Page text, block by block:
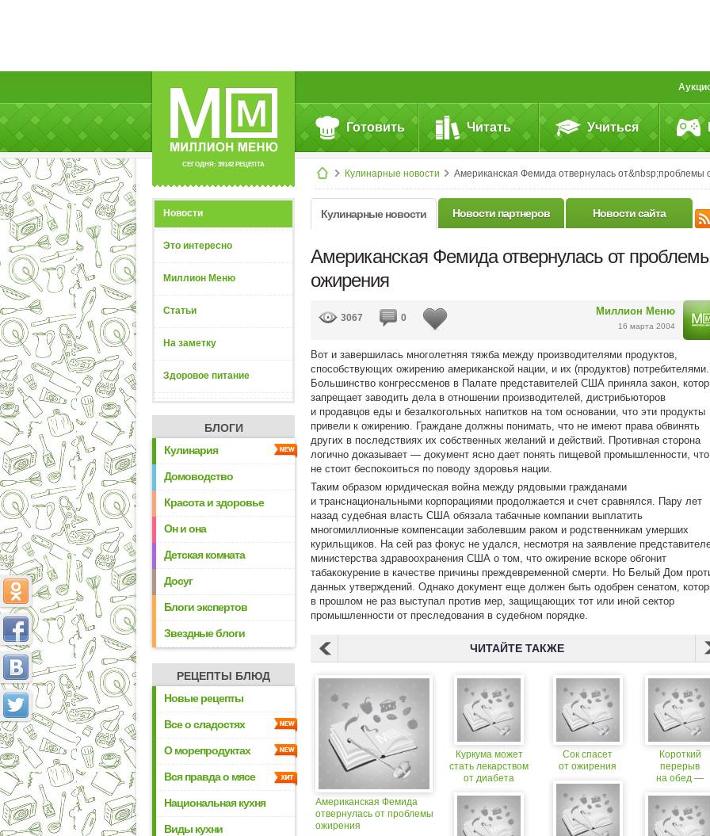
СЕГОДНЯ: 39142 РЕЦЕПТА
Готовить Читать Учиться
Кулинарные новости Американская Фемида отвернулась от&nbsp;проблемы
Новости
Это интересно
Миллион Меню
Статьи
На заметку
Здоровое питание
БЛОГИ
Кулинария
Домоводство
Красота и здоровье
Он и она
Детская комната
Досуг
Блоги экспертов
Звездные блоги
РЕЦЕПТЫ БЛЮД
Новые рецепты
Все о сладостях
О морепродуктах
Вся правда о мясе
Национальная кухня
Виды кухни
Кулинарные новости Новости партнеров Новости сайта
Американская Фемида отвернулась от
ожирения
Миллион Меню
16 марта 2004
3067 0
Вот и завершилась многолетняя тяжба между производителями продуктов,
способствующих ожирению американской нации, и их (продуктов) потребителями.
Большинство конгрессменов в Палате представителей США приняла закон,
запрещает заводить дела в отношении производителей, дистрибьюторов
и продавцов еды и безалкогольных напитков на том основании, что эти продукты
привели к ожирению. Граждане должны понимать, что не имеют права обвинять
других в последствиях их собственных желаний и действий. Противная сторона
логично доказывает — документ ясно дает понять пищевой промышленности, что
не стоит беспокоиться по поводу здоровья нации.
Таким образом юридическая война между рядовыми гражданами
и транснациональными корпорациями продолжается и счет сравнялся. Пару лет
назад судебная власть США обязала табачные компании выплатить
многомиллионные компенсации заболевшим раком и родственникам умерших
курильщиков. На сей раз фокус не удался, несмотря на заявление
министерства здравоохранения США о том, что ожирение вскоре обгонит
табакокурение в качестве причины преждевременной смерти. Но Белый Дом
данных утверждений. Однако документ еще должен быть одобрен сенатом,
в прошлом не раз выступал против мер, защищающих тот или иной сектор
промышленности от преследования в судебном порядке.
ЧИТАЙТЕ ТАКЖЕ
Американская Фемида
отвернулась от проблемы
ожирения
Куркума может
стать лекарством
от диабета
Сок спасет
от ожирения
Короткий
перерыв
на обед ―